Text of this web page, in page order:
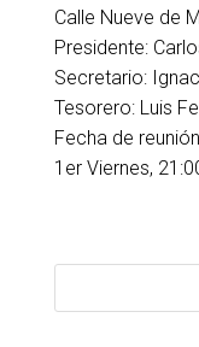
Calle Nueve de
Presidente:
Secretario:
Tesorero:Luis
Fecha de reunión
1er Viernes,